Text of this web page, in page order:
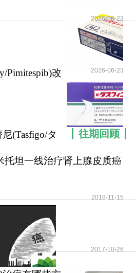
6236)攻克
Pimitespib)改
2026-06-23
(Tasfigo/タ
2026-06-23
往期回顾
托坦一线治疗肾上腺皮质癌
2018-11-15
2017-10-26